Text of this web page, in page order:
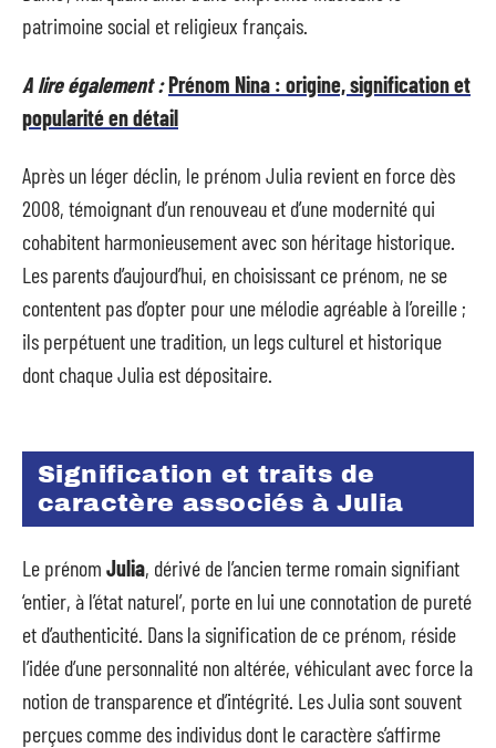
patrimoine social et religieux français.
A lire également :Prénom Nina : origine, signification et
popularité en détail
Après un léger déclin, le prénom Julia revient en force dès
2008, témoignant d’un renouveau et d’une modernité qui
cohabitent harmonieusement avec son héritage historique.
Les parents d’aujourd’hui, en choisissant ce prénom, ne se
contentent pas d’opter pour une mélodie agréable à l’oreille ;
ils perpétuent une tradition, un legs culturel et historique
dont chaque Julia est dépositaire.
Signification et traits de
caractère associés à Julia
Le prénom Julia, dérivé de l’ancien terme romain signifiant
‘entier, à l’état naturel’, porte en lui une connotation de pureté
et d’authenticité. Dans la signification de ce prénom, réside
l’idée d’une personnalité non altérée, véhiculant avec force la
notion de transparence et d’intégrité. Les Julia sont souvent
perçues comme des individus dont le caractère s’affirme